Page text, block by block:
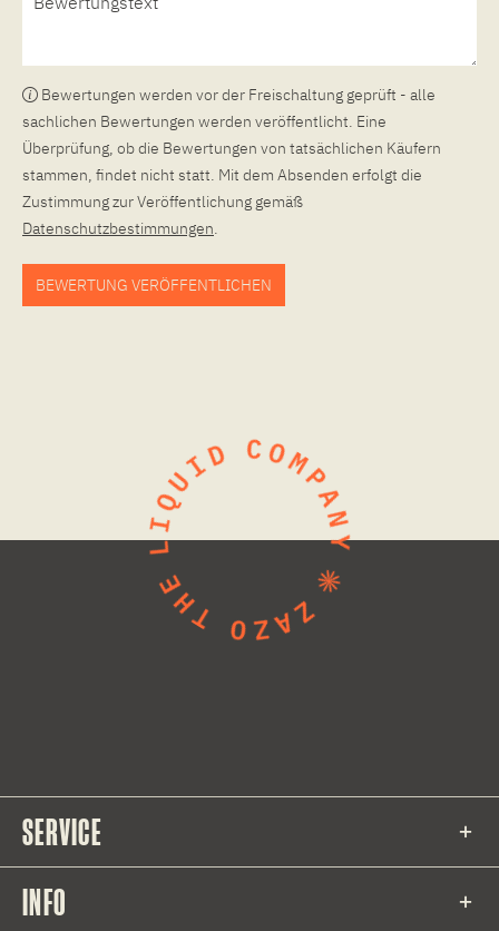
Bewertungen werden vor der Freischaltung geprüft - alle
sachlichen Bewertungen werden veröffentlicht. Eine
Überprüfung, ob die Bewertungen von tatsächlichen Käufern
stammen, findet nicht statt. Mit dem Absenden erfolgt die
Zustimmung zur Veröffentlichung gemäß
Datenschutzbestimmungen.
BEWERTUNG VERÖFFENTLICHEN
SERVICE
INFO